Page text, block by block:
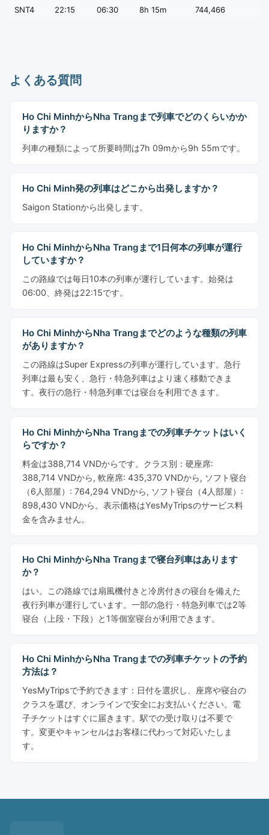
SNT4 22:15 06:30 8h 15m 744,466
よくある質問
Ho Chi MinhからNha Trangまで列車でどのくらいかか
りますか？
列車の種類によって所要時間は7h 09mから9h 55mです。
Ho Chi Minh発の列車はどこから出発しますか？
Saigon Stationから出発します。
Ho Chi MinhからNha Trangまで1日何本の列車が運行
していますか？
この路線では毎日10本の列車が運行しています。始発は
06:00、終発は22:15です。
Ho Chi MinhからNha Trangまでどのような種類の列車
がありますか？
この路線はSuper Expressの列車が運行しています。急行
列車は最も安く、急行・特急列車はより速く移動できま
す。夜行の急行・特急列車では寝台を利用できます。
Ho Chi MinhからNha Trangまでの列車チケットはいく
らですか？
料金は388,714 VNDからです。クラス別：硬座席:
388,714 VNDから, 軟座席: 435,370 VNDから, ソフト寝台
（6人部屋）: 764,294 VNDから, ソフト寝台（4人部屋）:
898,430 VNDから。表示価格はYesMyTripsのサービス料
金を含みません。
Ho Chi MinhからNha Trangまで寝台列車はあります
か？
はい。この路線では扇風機付きと冷房付きの寝台を備えた
夜行列車が運行しています。一部の急行・特急列車では2等
寝台（上段・下段）と1等個室寝台が利用できます。
Ho Chi MinhからNha Trangまでの列車チケットの予約
方法は？
YesMyTripsで予約できます：日付を選択し、座席や寝台の
クラスを選び、オンラインで安全にお支払いください。電
子チケットはすぐに届きます。駅での受け取りは不要で
す。変更やキャンセルはお客様に代わって対応いたしま
す。